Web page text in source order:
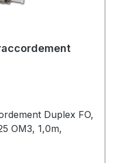
Duplex FO,
OM3, 1,0m,